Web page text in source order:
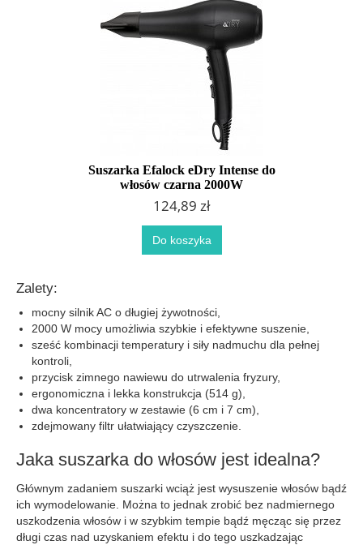
Suszarka Efalock eDry Intense do
włosów czarna 2000W
124,89 zł
Do koszyka
Zalety:
mocny silnik AC o długiej żywotności,
2000 W mocy umożliwia szybkie i efektywne suszenie,
sześć kombinacji temperatury i siły nadmuchu dla pełnej
kontroli,
przycisk zimnego nawiewu do utrwalenia fryzury,
ergonomiczna i lekka konstrukcja (514 g),
dwa koncentratory w zestawie (6 cm i 7 cm),
zdejmowany filtr ułatwiający czyszczenie.
Jaka suszarka do włosów jest idealna?
Głównym zadaniem suszarki wciąż jest wysuszenie włosów bądź
ich wymodelowanie. Można to jednak zrobić bez nadmiernego
uszkodzenia włosów i w szybkim tempie bądź męcząc się przez
długi czas nad uzyskaniem efektu i do tego uszkadzając